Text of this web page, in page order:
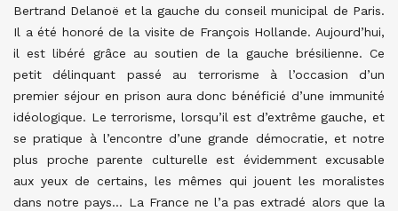
Bertrand Delanoë et la gauche du conseil municipal de Paris.
Il a été honoré de la visite de François Hollande. Aujourd’hui,
il est libéré grâce au soutien de la gauche brésilienne. Ce
petit délinquant passé au terrorisme à l’occasion d’un
premier séjour en prison aura donc bénéficié d’une immunité
idéologique. Le terrorisme, lorsqu’il est d’extrême gauche, et
se pratique à l’encontre d’une grande démocratie, et notre
plus proche parente culturelle est évidemment excusable
aux yeux de certains, les mêmes qui jouent les moralistes
dans notre pays… La France ne l’a pas extradé alors que la